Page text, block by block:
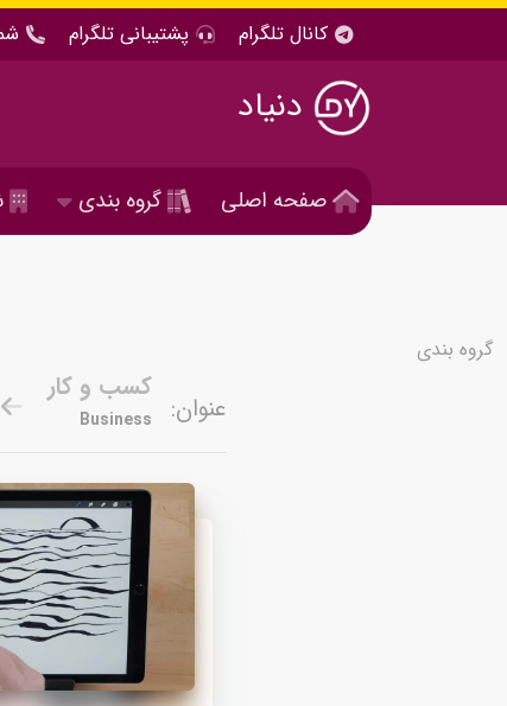
کانال تلگرام پشتیبانی تلگرام
دنیاد
صفحه اصلی گروه بندی
گروه بندی
عنوان:
کسب و کار
Business